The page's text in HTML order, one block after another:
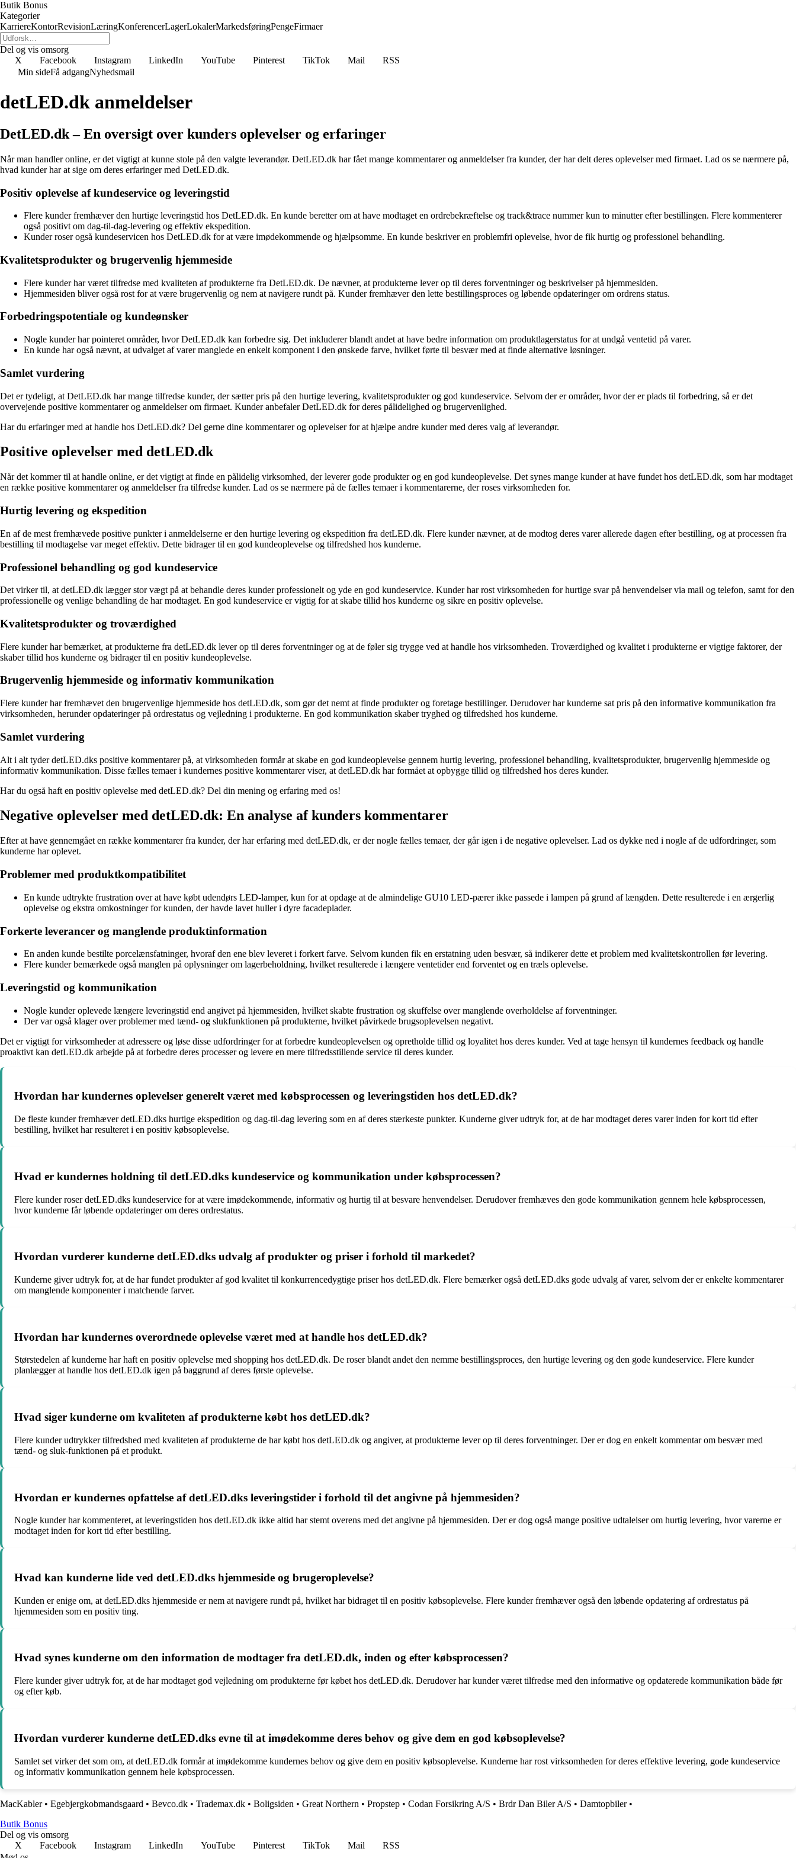
Butik Bonus
Kategorier
KarriereKontorRevisionLæringKonferencerLagerLokalerMarkedsføringPengeFirmaer
Del og vis omsorg
X
Facebook Instagram LinkedIn YouTube Pinterest TikTok Mail
RSS
Min sideFå adgangNyhedsmail
detLED.dk anmeldelser
DetLED.dk – En oversigt over kunders oplevelser og erfaringer
Når man handler online, er det vigtigt at kunne stole på den valgte leverandør. DetLED.dk har fået mange kommentarer og anmeldelser fra kunder, der har delt deres oplevelser med firmaet. Lad os se nærmere på,
hvad kunder har at sige om deres erfaringer med DetLED.dk.
Positiv oplevelse af kundeservice og leveringstid
Flere kunder fremhæver den hurtige leveringstid hos DetLED.dk. En kunde beretter om at have modtaget en ordrebekræftelse og track&trace nummer kun to minutter efter bestillingen. Flere kommenterer
også positivt om dag-til-dag-levering og effektiv ekspedition.
Kunder roser også kundeservicen hos DetLED.dk for at være imødekommende og hjælpsomme. En kunde beskriver en problemfri oplevelse, hvor de fik hurtig og professionel behandling.
Kvalitetsprodukter og brugervenlig hjemmeside
Flere kunder har været tilfredse med kvaliteten af produkterne fra DetLED.dk. De nævner, at produkterne lever op til deres forventninger og beskrivelser på hjemmesiden.
Hjemmesiden bliver også rost for at være brugervenlig og nem at navigere rundt på. Kunder fremhæver den lette bestillingsproces og løbende opdateringer om ordrens status.
Forbedringspotentiale og kundeønsker
Nogle kunder har pointeret områder, hvor DetLED.dk kan forbedre sig. Det inkluderer blandt andet at have bedre information om produktlagerstatus for at undgå ventetid på varer.
En kunde har også nævnt, at udvalget af varer manglede en enkelt komponent i den ønskede farve, hvilket førte til besvær med at finde alternative løsninger.
Samlet vurdering
Det er tydeligt, at DetLED.dk har mange tilfredse kunder, der sætter pris på den hurtige levering, kvalitetsprodukter og god kundeservice. Selvom der er områder, hvor der er plads til forbedring, så er det
overvejende positive kommentarer og anmeldelser om firmaet. Kunder anbefaler DetLED.dk for deres pålidelighed og brugervenlighed.
Har du erfaringer med at handle hos DetLED.dk? Del gerne dine kommentarer og oplevelser for at hjælpe andre kunder med deres valg af leverandør.
Positive oplevelser med detLED.dk
Når det kommer til at handle online, er det vigtigt at finde en pålidelig virksomhed, der leverer gode produkter og en god kundeoplevelse. Det synes mange kunder at have fundet hos detLED.dk, som har modtaget
en række positive kommentarer og anmeldelser fra tilfredse kunder. Lad os se nærmere på de fælles temaer i kommentarerne, der roses virksomheden for.
Hurtig levering og ekspedition
En af de mest fremhævede positive punkter i anmeldelserne er den hurtige levering og ekspedition fra detLED.dk. Flere kunder nævner, at de modtog deres varer allerede dagen efter bestilling, og at processen fra
bestilling til modtagelse var meget effektiv. Dette bidrager til en god kundeoplevelse og tilfredshed hos kunderne.
Professionel behandling og god kundeservice
Det virker til, at detLED.dk lægger stor vægt på at behandle deres kunder professionelt og yde en god kundeservice. Kunder har rost virksomheden for hurtige svar på henvendelser via mail og telefon, samt for den
professionelle og venlige behandling de har modtaget. En god kundeservice er vigtig for at skabe tillid hos kunderne og sikre en positiv oplevelse.
Kvalitetsprodukter og troværdighed
Flere kunder har bemærket, at produkterne fra detLED.dk lever op til deres forventninger og at de føler sig trygge ved at handle hos virksomheden. Troværdighed og kvalitet i produkterne er vigtige faktorer, der
skaber tillid hos kunderne og bidrager til en positiv kundeoplevelse.
Brugervenlig hjemmeside og informativ kommunikation
Flere kunder har fremhævet den brugervenlige hjemmeside hos detLED.dk, som gør det nemt at finde produkter og foretage bestillinger. Derudover har kunderne sat pris på den informative kommunikation fra
virksomheden, herunder opdateringer på ordrestatus og vejledning i produkterne. En god kommunikation skaber tryghed og tilfredshed hos kunderne.
Samlet vurdering
Alt i alt tyder detLED.dks positive kommentarer på, at virksomheden formår at skabe en god kundeoplevelse gennem hurtig levering, professionel behandling, kvalitetsprodukter, brugervenlig hjemmeside og
informativ kommunikation. Disse fælles temaer i kundernes positive kommentarer viser, at detLED.dk har formået at opbygge tillid og tilfredshed hos deres kunder.
Har du også haft en positiv oplevelse med detLED.dk? Del din mening og erfaring med os!
Negative oplevelser med detLED.dk: En analyse af kunders kommentarer
Efter at have gennemgået en række kommentarer fra kunder, der har erfaring med detLED.dk, er der nogle fælles temaer, der går igen i de negative oplevelser. Lad os dykke ned i nogle af de udfordringer, som
kunderne har oplevet.
Problemer med produktkompatibilitet
En kunde udtrykte frustration over at have købt udendørs LED-lamper, kun for at opdage at de almindelige GU10 LED-pærer ikke passede i lampen på grund af længden. Dette resulterede i en ærgerlig
oplevelse og ekstra omkostninger for kunden, der havde lavet huller i dyre facadeplader.
Forkerte leverancer og manglende produktinformation
En anden kunde bestilte porcelænsfatninger, hvoraf den ene blev leveret i forkert farve. Selvom kunden fik en erstatning uden besvær, så indikerer dette et problem med kvalitetskontrollen før levering.
Flere kunder bemærkede også manglen på oplysninger om lagerbeholdning, hvilket resulterede i længere ventetider end forventet og en træls oplevelse.
Leveringstid og kommunikation
Nogle kunder oplevede længere leveringstid end angivet på hjemmesiden, hvilket skabte frustration og skuffelse over manglende overholdelse af forventninger.
Der var også klager over problemer med tænd- og slukfunktionen på produkterne, hvilket påvirkede brugsoplevelsen negativt.
Det er vigtigt for virksomheder at adressere og løse disse udfordringer for at forbedre kundeoplevelsen og opretholde tillid og loyalitet hos deres kunder. Ved at tage hensyn til kundernes feedback og handle
proaktivt kan detLED.dk arbejde på at forbedre deres processer og levere en mere tilfredsstillende service til deres kunder.
Hvordan har kundernes oplevelser generelt været med købsprocessen og leveringstiden hos detLED.dk?
De fleste kunder fremhæver detLED.dks hurtige ekspedition og dag-til-dag levering som en af deres stærkeste punkter. Kunderne giver udtryk for, at de har modtaget deres varer inden for kort tid efter
bestilling, hvilket har resulteret i en positiv købsoplevelse.
Hvad er kundernes holdning til detLED.dks kundeservice og kommunikation under købsprocessen?
Flere kunder roser detLED.dks kundeservice for at være imødekommende, informativ og hurtig til at besvare henvendelser. Derudover fremhæves den gode kommunikation gennem hele købsprocessen,
hvor kunderne får løbende opdateringer om deres ordrestatus.
Hvordan vurderer kunderne detLED.dks udvalg af produkter og priser i forhold til markedet?
Kunderne giver udtryk for, at de har fundet produkter af god kvalitet til konkurrencedygtige priser hos detLED.dk. Flere bemærker også detLED.dks gode udvalg af varer, selvom der er enkelte kommentarer
om manglende komponenter i matchende farver.
Hvordan har kundernes overordnede oplevelse været med at handle hos detLED.dk?
Størstedelen af kunderne har haft en positiv oplevelse med shopping hos detLED.dk. De roser blandt andet den nemme bestillingsproces, den hurtige levering og den gode kundeservice. Flere kunder
planlægger at handle hos detLED.dk igen på baggrund af deres første oplevelse.
Hvad siger kunderne om kvaliteten af produkterne købt hos detLED.dk?
Flere kunder udtrykker tilfredshed med kvaliteten af produkterne de har købt hos detLED.dk og angiver, at produkterne lever op til deres forventninger. Der er dog en enkelt kommentar om besvær med
tænd- og sluk-funktionen på et produkt.
Hvordan er kundernes opfattelse af detLED.dks leveringstider i forhold til det angivne på hjemmesiden?
Nogle kunder har kommenteret, at leveringstiden hos detLED.dk ikke altid har stemt overens med det angivne på hjemmesiden. Der er dog også mange positive udtalelser om hurtig levering, hvor varerne er
modtaget inden for kort tid efter bestilling.
Hvad kan kunderne lide ved detLED.dks hjemmeside og brugeroplevelse?
Kunden er enige om, at detLED.dks hjemmeside er nem at navigere rundt på, hvilket har bidraget til en positiv købsoplevelse. Flere kunder fremhæver også den løbende opdatering af ordrestatus på
hjemmesiden som en positiv ting.
Hvad synes kunderne om den information de modtager fra detLED.dk, inden og efter købsprocessen?
Flere kunder giver udtryk for, at de har modtaget god vejledning om produkterne før købet hos detLED.dk. Derudover har kunder været tilfredse med den informative og opdaterede kommunikation både før
og efter køb.
Hvordan vurderer kunderne detLED.dks evne til at imødekomme deres behov og give dem en god købsoplevelse?
Samlet set virker det som om, at detLED.dk formår at imødekomme kundernes behov og give dem en positiv købsoplevelse. Kunderne har rost virksomheden for deres effektive levering, gode kundeservice
og informativ kommunikation gennem hele købsprocessen.
MacKabler• Egebjergkobmandsgaard • Bevco.dk • Trademax.dk • Boligsiden • Great Northern • Propstep • Codan Forsikring A/S • Brdr Dan Biler A/S • Damtopbiler•
Butik Bonus
Del og vis omsorg
X
Facebook Instagram LinkedIn YouTube Pinterest TikTok Mail
RSS